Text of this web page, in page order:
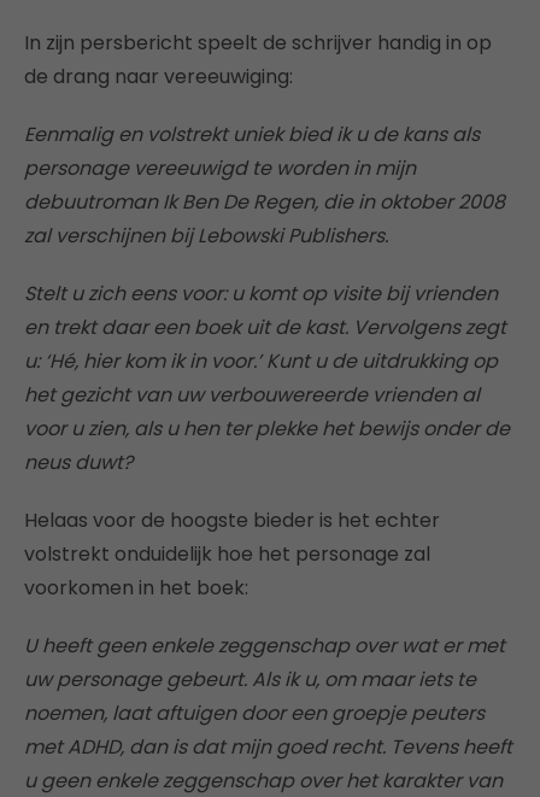
In zijn persbericht speelt de schrijver handig in op
de drang naar vereeuwiging:
Eenmalig en volstrekt uniek bied ik u de kans als
personage vereeuwigd te worden in mijn
debuutroman Ik Ben De Regen, die in oktober 2008
zal verschijnen bij Lebowski Publishers.
Stelt u zich eens voor: u komt op visite bij vrienden
en trekt daar een boek uit de kast. Vervolgens zegt
u: ‘Hé, hier kom ik in voor.’ Kunt u de uitdrukking op
het gezicht van uw verbouwereerde vrienden al
voor u zien, als u hen ter plekke het bewijs onder de
neus duwt?
Helaas voor de hoogste bieder is het echter
volstrekt onduidelijk hoe het personage zal
voorkomen in het boek:
U heeft geen enkele zeggenschap over wat er met
uw personage gebeurt. Als ik u, om maar iets te
noemen, laat aftuigen door een groepje peuters
met ADHD, dan is dat mijn goed recht. Tevens heeft
u geen enkele zeggenschap over het karakter van